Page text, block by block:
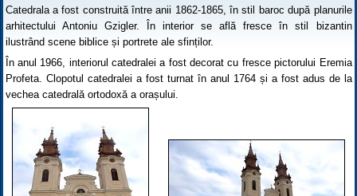
Catedrala a fost construită între anii 1862-1865, în stil baroc după planurile
arhitectului Antoniu Gzigler. În interior se află fresce în stil bizantin
ilustrând scene biblice și portrete ale sfinților.
În anul 1966, interiorul catedralei a fost decorat cu fresce pictorului Eremia
Profeta. Clopotul catedralei a fost turnat în anul 1764 și a fost adus de la
vechea catedrală ortodoxă a orașului.